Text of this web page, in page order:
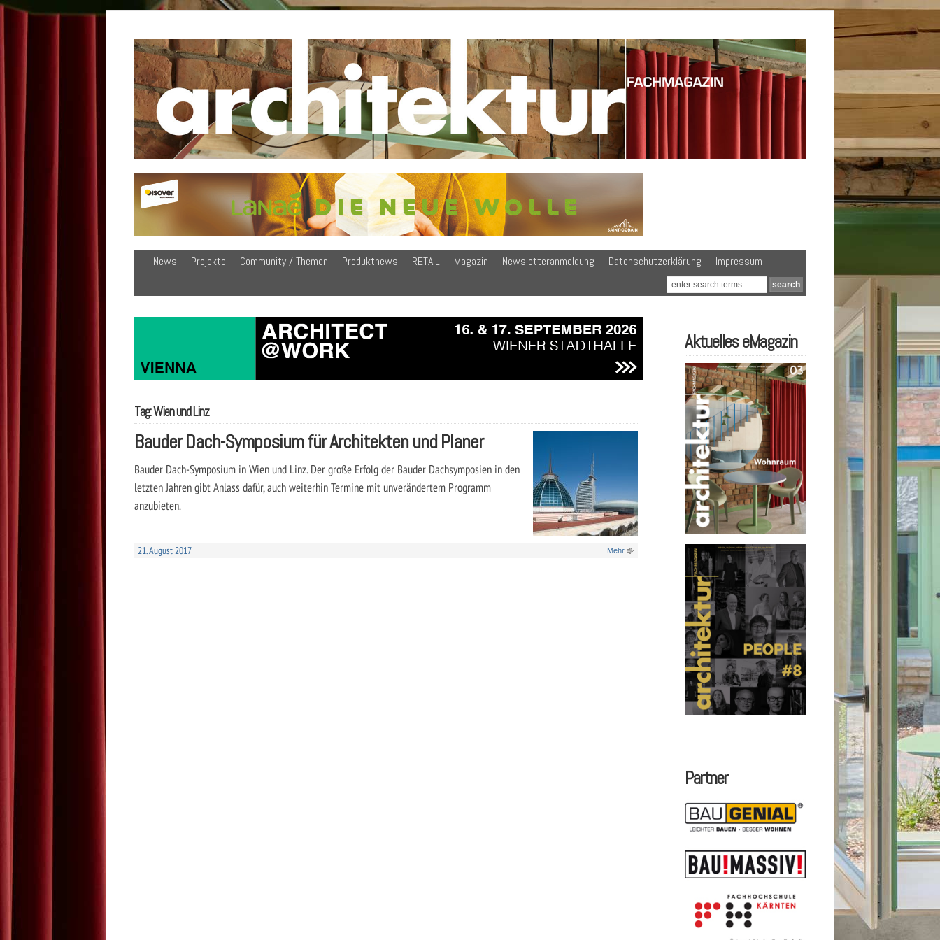
News Projekte Community / Themen Produktnews RETAIL Magazin Newsletteranmeldung Datenschutzerklärung Impressum
Tag: Wien und Linz
Bauder Dach-Symposium für Architekten und Planer
Bauder Dach-Symposium in Wien und Linz. Der große Erfolg der Bauder Dachsymposien in den
letzten Jahren gibt Anlass dafür, auch weiterhin Termine mit unverändertem Programm
anzubieten.
21. August 2017 Mehr
Aktuelles eMagazin
Partner